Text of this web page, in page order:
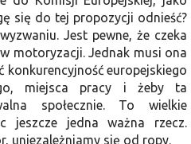
się do tej propozycji odnieść?
Jest pewne, że czeka
motoryzacji. Jednak musi ona
konkurencyjność europejskiego
miejsca pracy i żeby ta
społecznie. To wielkie
jeszcze jedna ważna rzecz.
uniezależniamy się od ropy.